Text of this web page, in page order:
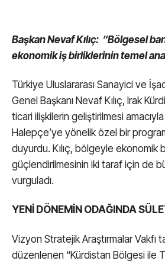
Başkan Nevaf Kılıç: “Bölgesel
ekonomik iş birliklerinin temel
Türkiye Uluslararası Sanayici ve
Genel Başkanı Nevaf Kılıç, Irak
ticari ilişkilerin geliştirilmesi
Halepçe’ye yönelik özel bir
duyurdu. Kılıç, bölgeyle ekonomik
güçlendirilmesinin iki taraf için de
vurguladı.
YENİ DÖNEMİN ODAĞINDA
Vizyon Stratejik Araştırmalar Vakfı
düzenlenen “Kürdistan Bölgesi ile